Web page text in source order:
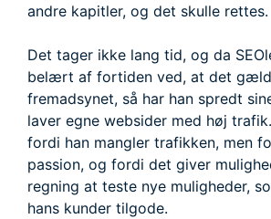
andre kapitler, og det skulle rettes.
Det tager ikke lang tid, og da
belært af fortiden ved, at det
fremadsynet, så har han spredt
laver egne websider med høj
fordi han mangler trafikken, men
passion, og fordi det giver
regning at teste nye muligheder,
hans kunder tilgode.